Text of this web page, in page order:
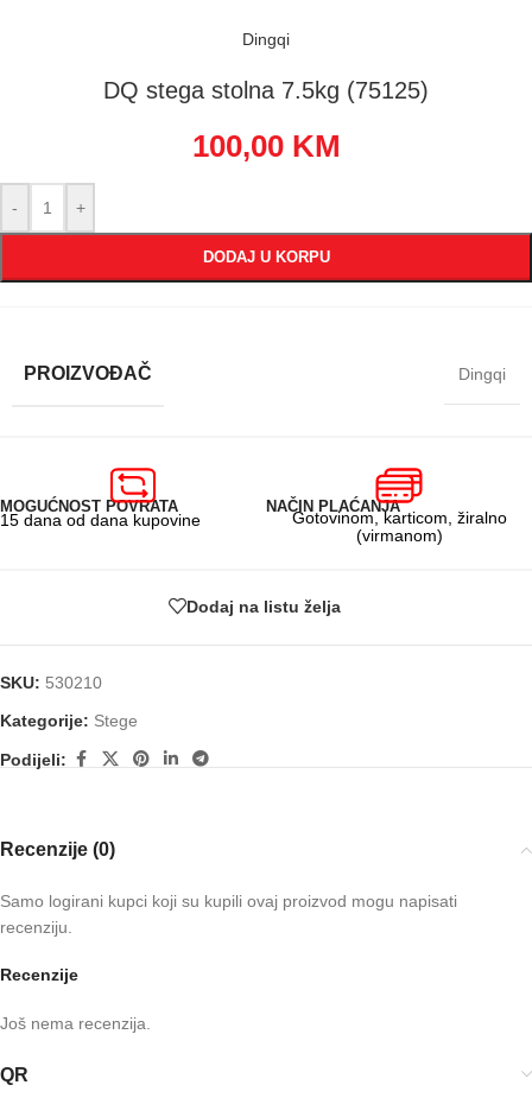
Dingqi
DQ stega stolna 7.5kg (75125)
100,00 KM
- +
DODAJ U KORPU
PROIZVOĐAČ Dingqi
MOGUĆNOST POVRATA
15 dana od dana kupovine
NAČIN PLAĆANJA
Gotovinom, karticom, žiralno
(virmanom)
Dodaj na listu želja
SKU: 530210
Kategorije: Stege
Podijeli:
Recenzije (0)
Recenzije
Još nema recenzija.
Samo logirani kupci koji su kupili ovaj proizvod mogu napisati
recenziju.
QR